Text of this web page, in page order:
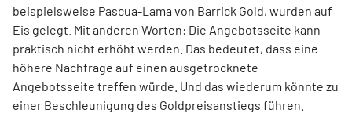
beispielsweise Pascua-Lama von Barrick Gold, wurden auf
Eis gelegt. Mit anderen Worten: Die Angebotsseite kann
praktisch nicht erhöht werden. Das bedeutet, dass eine
höhere Nachfrage auf einen ausgetrocknete
Angebotsseite treffen würde. Und das wiederum könnte zu
einer Beschleunigung des Goldpreisanstiegs führen.